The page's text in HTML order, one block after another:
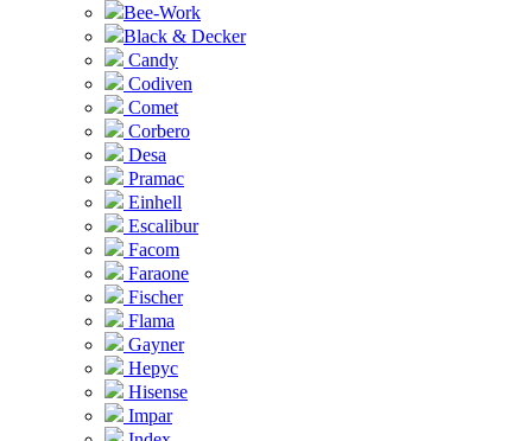
Bee-Work
Black & Decker
Candy
Codiven
Comet
Corbero
Desa
Pramac
Einhell
Escalibur
Facom
Faraone
Fischer
Flama
Gayner
Hepyc
Hisense
Impar